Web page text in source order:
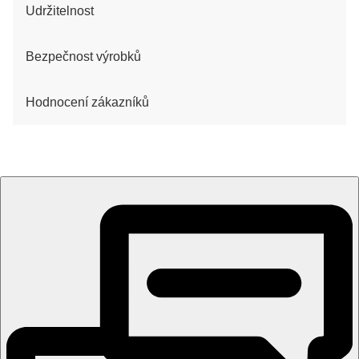
Udržitelnost
Bezpečnost výrobků
Hodnocení zákazníků